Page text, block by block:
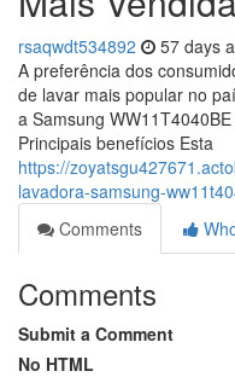
rsaqwdt534892 57 days
A preferência dos
de lavar mais popular no
a Samsung
Principais benefícios Esta
https://
lavadora-samsung-
Comments
Comments
Submit a Comment
No HTML